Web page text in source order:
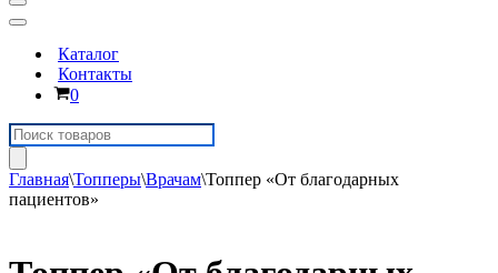
Меню
навигации
Меню
навигацииКаталог
Контакты
Корзина
0
Поиск
товаров
Главная\Топперы\Врачам\Топпер «От благодарных
пациентов»